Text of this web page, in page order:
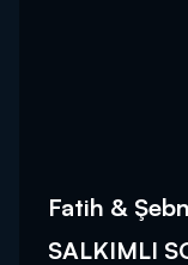
Fatih &
SALKIMLI